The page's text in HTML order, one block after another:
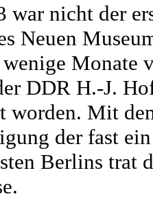
war nicht der
Neuen
Monate
DDR H.-J.
worden. Mit
der fast
Berlins trat